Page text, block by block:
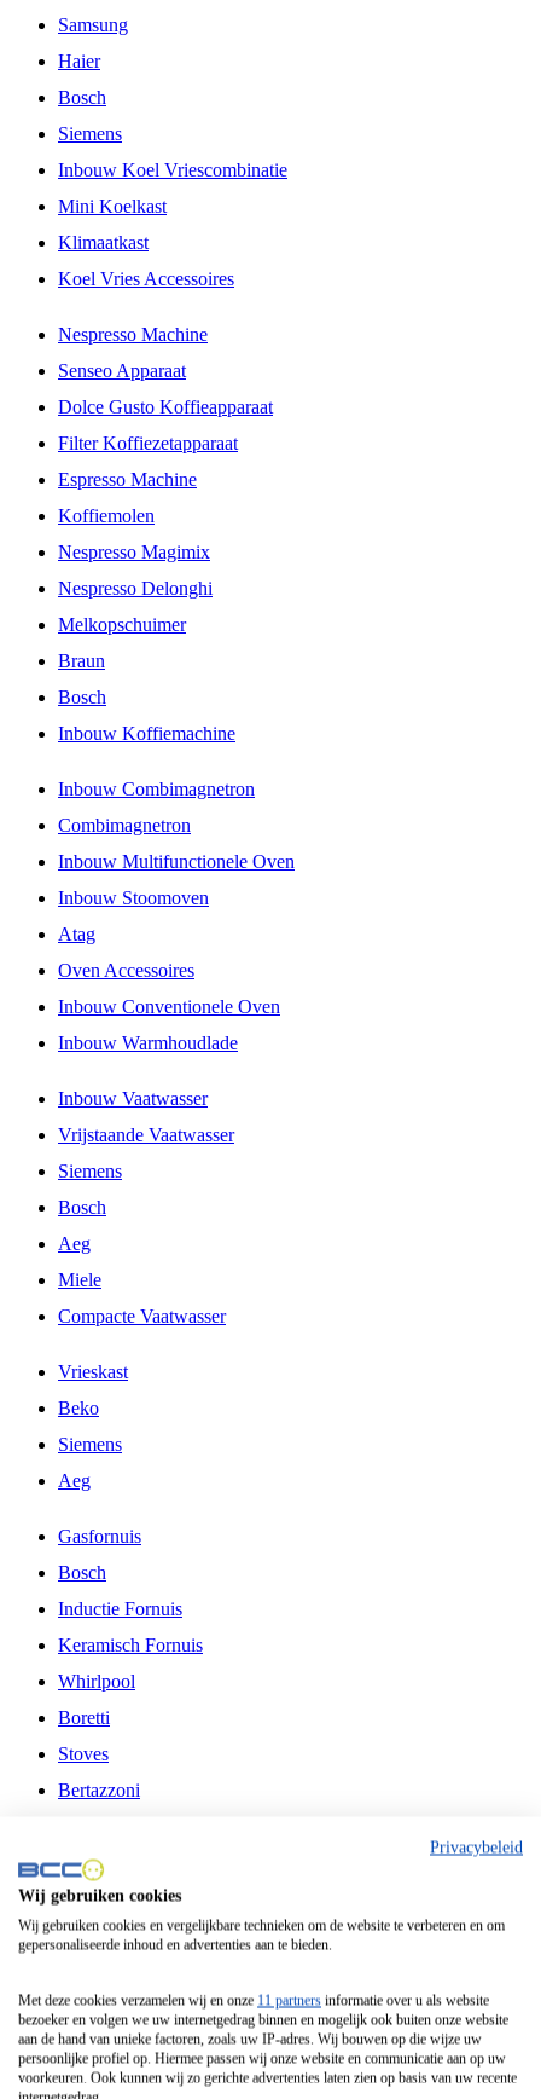
Samsung
Haier
Bosch
Siemens
Inbouw Koel Vriescombinatie
Mini Koelkast
Klimaatkast
Koel Vries Accessoires
Nespresso Machine
Senseo Apparaat
Dolce Gusto Koffieapparaat
Filter Koffiezetapparaat
Espresso Machine
Koffiemolen
Nespresso Magimix
Nespresso Delonghi
Melkopschuimer
Braun
Bosch
Inbouw Koffiemachine
Inbouw Combimagnetron
Combimagnetron
Inbouw Multifunctionele Oven
Inbouw Stoomoven
Atag
Oven Accessoires
Inbouw Conventionele Oven
Inbouw Warmhoudlade
Inbouw Vaatwasser
Vrijstaande Vaatwasser
Siemens
Bosch
Aeg
Miele
Compacte Vaatwasser
Vrieskast
Beko
Siemens
Aeg
Gasfornuis
Bosch
Inductie Fornuis
Keramisch Fornuis
Whirlpool
Boretti
Stoves
Bertazzoni
Fitelli
Airfryer
Frituurpan
Contactgrill
Broodbakmachine
Broodrooster
Privacybeleid
Wij gebruiken cookies
Wij gebruiken cookies en vergelijkbare technieken om de website te verbeteren en om
gepersonaliseerde inhoud en advertenties aan te bieden.
Met deze cookies verzamelen wij en onze 11 partners informatie over u als website
bezoeker en volgen we uw internetgedrag binnen en mogelijk ook buiten onze website
aan de hand van unieke factoren, zoals uw IP-adres. Wij bouwen op die wijze uw
persoonlijke profiel op. Hiermee passen wij onze website en communicatie aan op uw
voorkeuren. Ook kunnen wij zo gerichte advertenties laten zien op basis van uw recente